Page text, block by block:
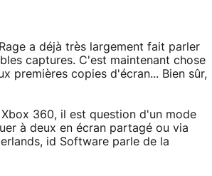
a déjà très largement fait parler
captures. C'est maintenant chose
premières copies d'écran... Bien sûr,
360, il est question d'un mode
à deux en écran partagé ou via
id Software parle de la